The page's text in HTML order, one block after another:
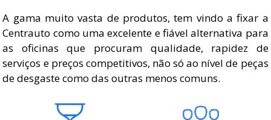
A gama muito vasta de produtos, tem vindo a fixar a
Centrauto como uma excelente e fiável alternativa para
as oficinas que procuram qualidade, rapidez de
serviços e preços competitivos, não só ao nível de peças
de desgaste como das outras menos comuns.